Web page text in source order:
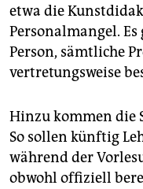
etwa die
Personalmangel.
Person, sämtliche
vertretungsweise
Hinzu kommen die
So sollen künftig
während der
obwohl offiziell